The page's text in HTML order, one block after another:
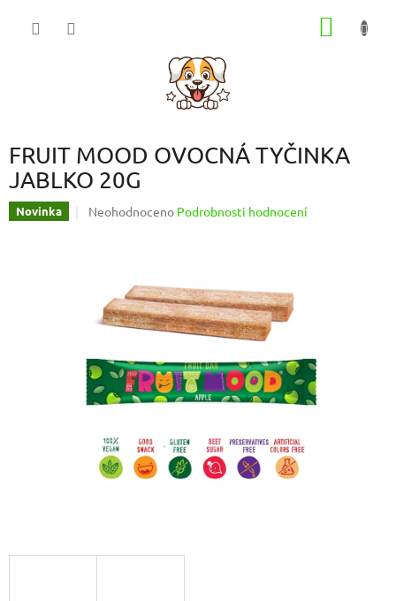
FRUIT MOOD OVOCNÁ TYČINKA
JABLKO 20G
Novinka
Průměrné
hvězdiček.
Neohodnoceno Podrobnosti hodnocení